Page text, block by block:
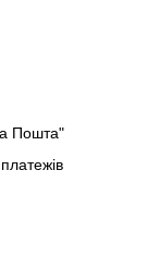
Пошта"